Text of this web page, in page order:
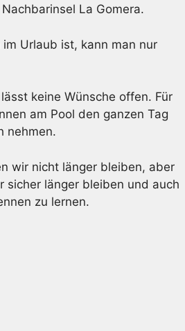
La Gomera.
Urlaub ist, kann man nur
keine Wünsche offen. Für
am Pool den ganzen Tag
nehmen.
wir nicht länger bleiben, aber
sicher länger bleiben und auch
zu lernen.